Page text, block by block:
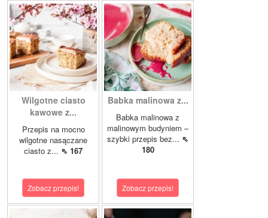
Wilgotne ciasto
kawowe z...
Przepis na mocno
wilgotne nasączane
ciasto z... ⇖ 167
Zobacz przepis!
Babka malinowa z...
Babka malinowa z
malinowym budyniem –
szybki przepis bez... ⇖
180
Zobacz przepis!